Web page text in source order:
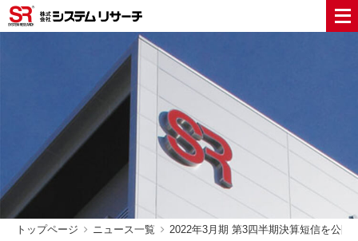
トップページ ニュース一覧 2022年3月期 第3四半期決算短信を公開